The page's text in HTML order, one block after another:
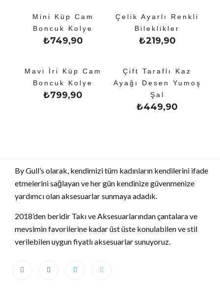
Mini Küp Cam
Boncuk Kolye
₺749,90
Çelik Ayarlı Renkli
Bileklikler
₺219,90
Mavi İri Küp Cam
Boncuk Kolye
₺799,90
Çift Taraflı Kaz
Ayağı Desen Yumoş
Şal
₺449,90
By Gull’s olarak, kendimizi tüm kadınların kendilerini ifade
etmelerini sağlayan ve her gün kendinize güvenmenize
yardımcı olan aksesuarlar sunmaya adadık.
2018’den beridir Takı ve Aksesuarlarından çantalara ve
mevsimin favorilerine kadar üst üste konulabilen ve stil
verilebilen uygun fiyatlı aksesuarlar sunuyoruz.